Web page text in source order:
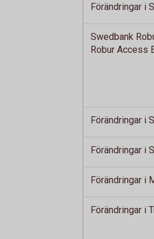
Förändringar i
Swedbank
Robur Access
Förändringar i
Förändringar i
Förändringar i
Förändringar i